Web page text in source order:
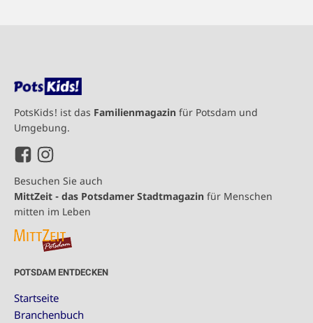
PotsKids! ist das Familienmagazin für Potsdam und
Umgebung.
Besuchen Sie auch
MittZeit - das Potsdamer Stadtmagazin für Menschen
mitten im Leben
POTSDAM ENTDECKEN
Startseite
Branchenbuch